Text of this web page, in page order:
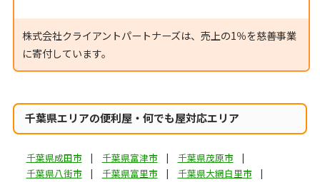
株式会社クライアントパートナーズは、売上の1％を慈善事業
に寄付しています。
千葉県エリアの便利屋・何でも屋対応エリア
千葉県成田市 千葉県富津市
千葉県茂原市
千葉県八街市
千葉県富里市
千葉県大網白里市